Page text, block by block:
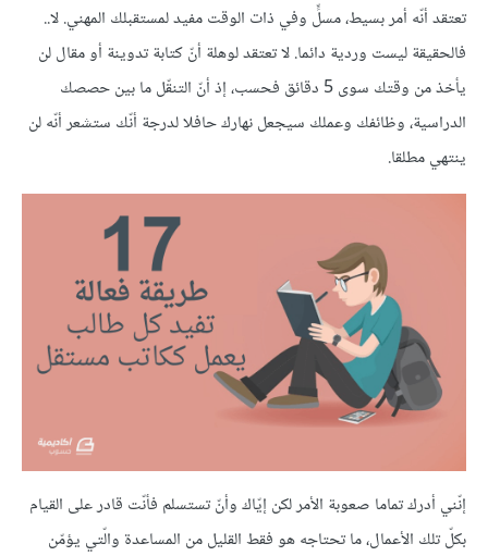
تعتقد أنّه أمر بسيط، مسلٍّ وفي ذات الوقت مفيد لمستقبلك المهني. لا..
فالحقيقة ليست وردية دائما. لا تعتقد لوهلة أنّ كتابة تدوينة أو مقال لن
يأخذ من وقتك سوى 5 دقائق فحسب، إذ أنّ التنقّل ما بين حصصك
الدراسية، وظائفك وعملك سيجعل نهارك حافلا لدرجة أنّك ستشعر أنّه لن
ينتهي مطلقا.
إنّني أدرك تماما صعوبة الأمر لكن إيّاك وأنّ تستسلم فأنّت قادر على القيام
بكلّ تلك الأعمال، ما تحتاجه هو فقط القليل من المساعدة والّتي يؤمّن